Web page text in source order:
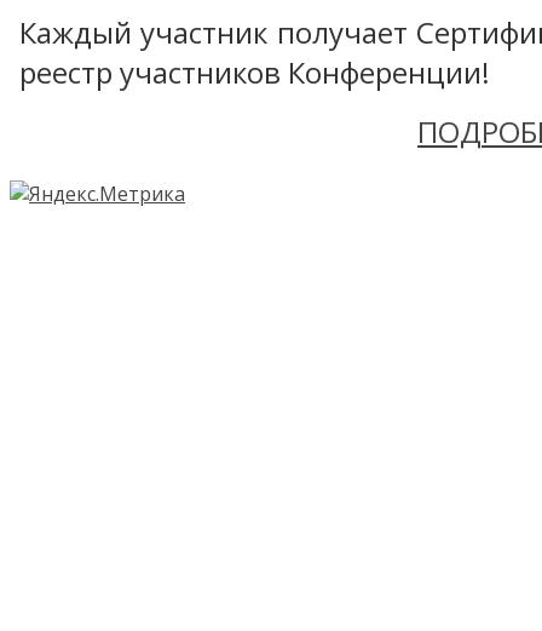
Каждый участник получает
реестр участников Конференции!